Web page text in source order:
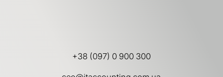
+38 (097) 0 900 300